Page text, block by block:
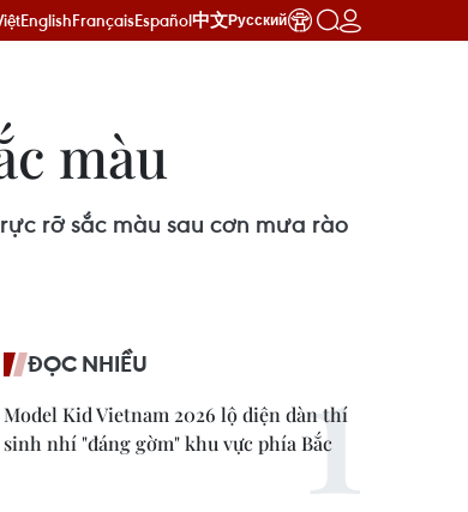
EnglishFrançaisEspañol中文Русский
màu
rỡ sắc màu sau cơn mưa rào
ĐỌC NHIỀU
Model Kid Vietnam 2026 lộ diện dàn thí
sinh nhí "đáng gờm" khu vực phía Bắc